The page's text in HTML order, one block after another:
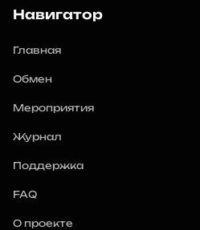
Навигатор
Главная
Обмен
Мероприятия
Журнал
Поддержка
FAQ
О проекте